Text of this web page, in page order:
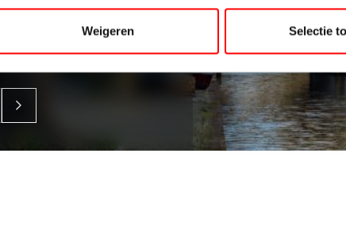
Weigeren Selectie
SACHAROWPLEIN 7, UTRECHT